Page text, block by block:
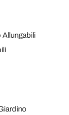
Allungabili